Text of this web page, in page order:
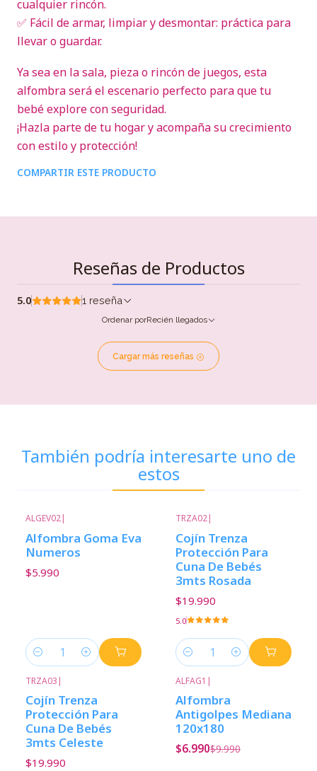
cualquier rincón.
✅ Fácil de armar, limpiar y desmontar: práctica para
llevar o guardar.
Ya sea en la sala, pieza o rincón de juegos, esta
alfombra será el escenario perfecto para que tu
bebé explore con seguridad.
¡Hazla parte de tu hogar y acompaña su crecimiento
con estilo y protección!
COMPARTIR ESTE PRODUCTO
Reseñas de Productos
5.0 1 reseña
Ordenar porRecién llegados
Cargar más reseñas
También podría interesarte uno de
estos
ALGEV02|
Alfombra Goma Eva
Numeros
$5.990
Cantidad
TRZA02|
Cojín Trenza
Protección Para
Cuna De Bebés
3mts Rosada
$19.990
5.0
Cantidad
TRZA03 |
Cojín Trenza
Protección Para
Cuna De Bebés
3mts Celeste
$19.990
ALFAG1 |
Alfombra
Antigolpes Mediana
120x180
$6.990$9.990